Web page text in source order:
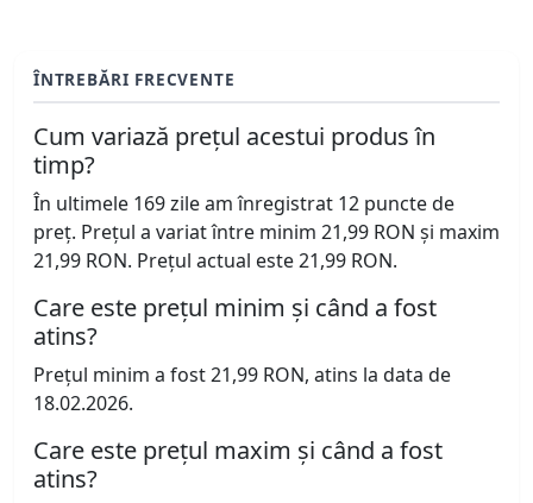
ÎNTREBĂRI FRECVENTE
Cum variază prețul acestui produs în
timp?
În ultimele 169 zile am înregistrat 12 puncte de
preț. Prețul a variat între minim 21,99 RON și maxim
21,99 RON. Prețul actual este 21,99 RON.
Care este prețul minim și când a fost
atins?
Prețul minim a fost 21,99 RON, atins la data de
18.02.2026.
Care este prețul maxim și când a fost
atins?